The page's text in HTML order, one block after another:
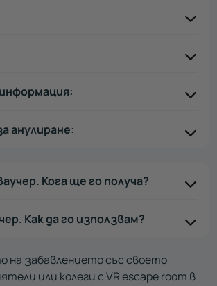
анулиране:
Кога ще го получа?
Как да го използвам?
на забавлението със своето
или колеги с VR escape room в